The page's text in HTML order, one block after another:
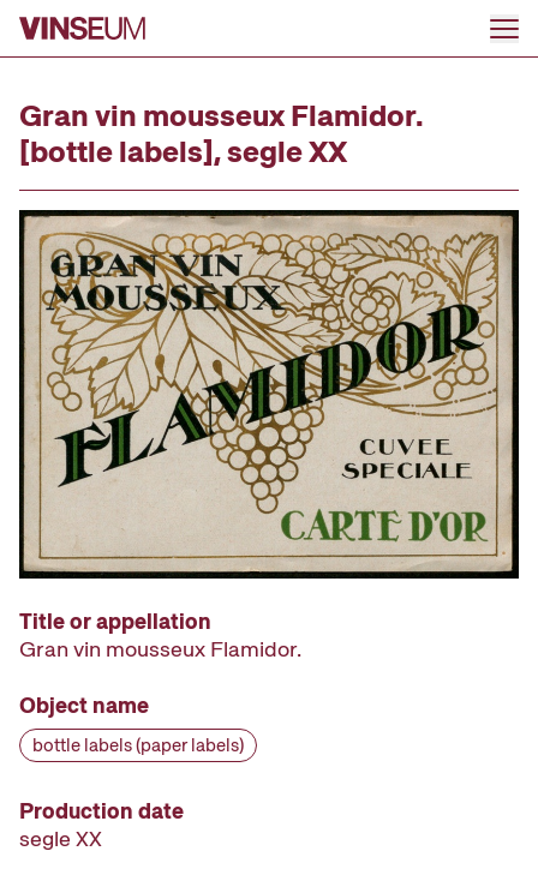
Go to content
Gran vin mousseux Flamidor.
[bottle labels], segle XX
Title or appellation
Gran vin mousseux Flamidor.
Object name
bottle labels (paper labels)
Production date
segle XX